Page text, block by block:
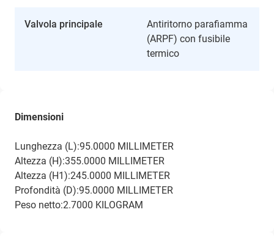
Valvola principale
Antiritorno parafiamma
(ARPF) con fusibile
termico
Dimensioni
Lunghezza (L):95.0000 MILLIMETER
Altezza (H):355.0000 MILLIMETER
Altezza (H1):245.0000 MILLIMETER
Profondità (D):95.0000 MILLIMETER
Peso netto:2.7000 KILOGRAM